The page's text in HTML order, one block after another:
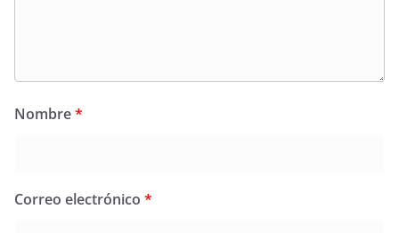
Nombre*
Correo electrónico *